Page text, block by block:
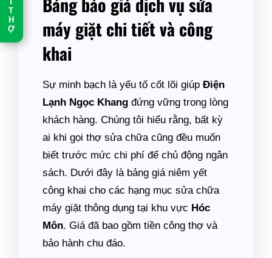
T
T
H
Ợ
máy giặt chi tiết và công
khai
Sự minh bạch là yếu tố cốt lõi giúp Điện
Lạnh Ngọc Khang đứng vững trong lòng
khách hàng. Chúng tôi hiểu rằng, bất kỳ
ai khi gọi thợ sửa chữa cũng đều muốn
biết trước mức chi phí để chủ động ngân
sách. Dưới đây là bảng giá niêm yết
công khai cho các hạng mục sửa chữa
máy giặt thông dụng tại khu vực Hóc
Môn. Giá đã bao gồm tiền công thợ và
bảo hành chu đáo.